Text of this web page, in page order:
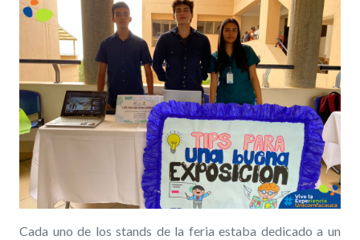
Cada uno de los stands de la feria estaba dedicado a un